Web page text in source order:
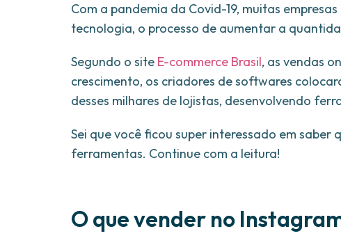
Com a pandemia da Covid-19, muitas
tecnologia, o processo de aumentar a
Segundo o site E-commerce Brasil, as vendas
crescimento, os criadores de softwares
desses milhares de lojistas, desenvolvendo
Sei que você ficou super interessado em saber
ferramentas. Continue com a leitura!
O que vender no